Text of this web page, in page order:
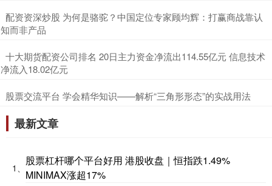
​配资资深炒股 为何是骆驼？中国定位专家顾均辉：打赢商战靠认
知而非产品
​十大期货配资公司排名 20日主力资金净流出114.55亿元 信息技术
净流入18.02亿元
​股票交流平台 学会精华知识——解析“三角形形态”的实战用法
最新文章
1、
股票杠杆哪个平台好用 港股收盘｜恒指跌1.49%
MINIMAX涨超17%